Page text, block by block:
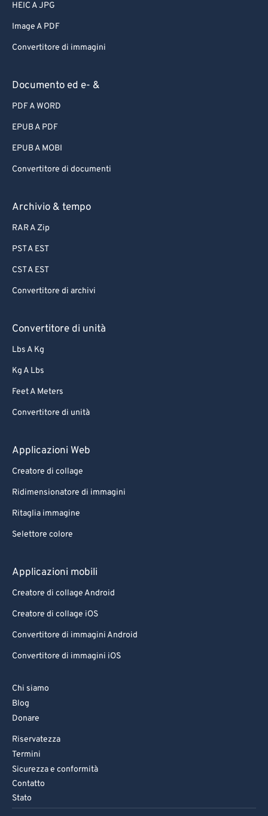
HEIC A JPG
Image A PDF
Convertitore di immagini
Documento ed e- &
PDF A WORD
EPUB A PDF
EPUB A MOBI
Convertitore di documenti
Archivio & tempo
RAR A Zip
PST A EST
CST A EST
Convertitore di archivi
Convertitore di unità
Lbs A Kg
Kg A Lbs
Feet A Meters
Convertitore di unità
Applicazioni Web
Creatore di collage
Ridimensionatore di immagini
Ritaglia immagine
Selettore colore
Applicazioni mobili
Creatore di collage Android
Creatore di collage iOS
Convertitore di immagini Android
Convertitore di immagini iOS
Chi siamo
Blog
Donare
Riservatezza
Termini
Sicurezza e conformità
Contatto
Stato